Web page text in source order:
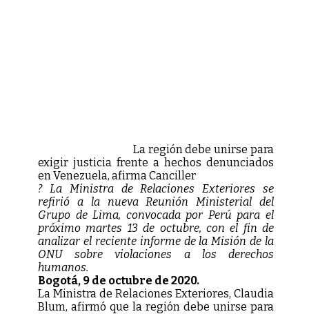
La región debe unirse para
exigir justicia frente a hechos denunciados
en Venezuela, afirma Canciller
? La Ministra de Relaciones Exteriores se
refirió a la nueva Reunión Ministerial del
Grupo de Lima, convocada por Perú para el
próximo martes 13 de octubre, con el fin de
analizar el reciente informe de la Misión de la
ONU sobre violaciones a los derechos
humanos.
Bogotá, 9 de octubre de 2020.
La Ministra de Relaciones Exteriores, Claudia
Blum, afirmó que la región debe unirse para